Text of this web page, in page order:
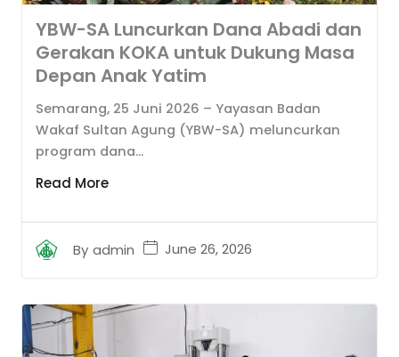
YBW-SA Luncurkan Dana Abadi dan
Gerakan KOKA untuk Dukung Masa
Depan Anak Yatim
By admin June 26, 2026
Semarang, 25 Juni 2026 – Yayasan Badan
Wakaf Sultan Agung (YBW-SA) meluncurkan
program dana...
Read More